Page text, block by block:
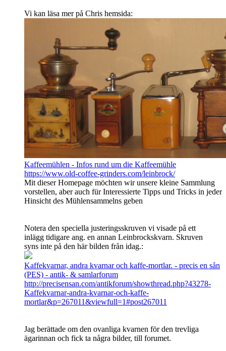
Vi kan läsa mer på Chris hemsida:
Kaffeemühlen - Infos rund um die Kaffeemühle
https://www.old-coffee-grinders.com/leinbrock/
Mit dieser Homepage möchten wir unsere kleine Sammlung
vorstellen, aber auch für Interessierte Tipps und Tricks in jeder
Hinsicht des Mühlensammelns geben
Notera den speciella justeringsskruven vi visade på ett
inlägg tidigare ang. en annan Leinbrockskvarn. Skruven
syns inte på den här bilden från idag.:
Kaffekvarnar, andra kvarnar och kaffe-mortlar. - precis en sån
(PES) - antik- & samlarforum
http://precisensan.com/antikforum/showthread.php?43278-
Kaffekvarnar-andra-kvarnar-och-kaffe-
mortlar&p=267011&viewfull=1#post267011
Jag berättade om den ovanliga kvarnen för den trevliga
ägarinnan och fick ta några bilder, till forumet.